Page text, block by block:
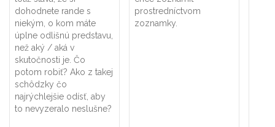
dohodnete rande s
niekým, o kom máte
úplne odlišnú predstavu,
než aký / aká v
skutočnosti je. Čo
potom robiť? Ako z takej
schôdzky čo
najrýchlejšie odísť, aby
to nevyzeralo neslušne?
prostredníctvom
zoznamky.